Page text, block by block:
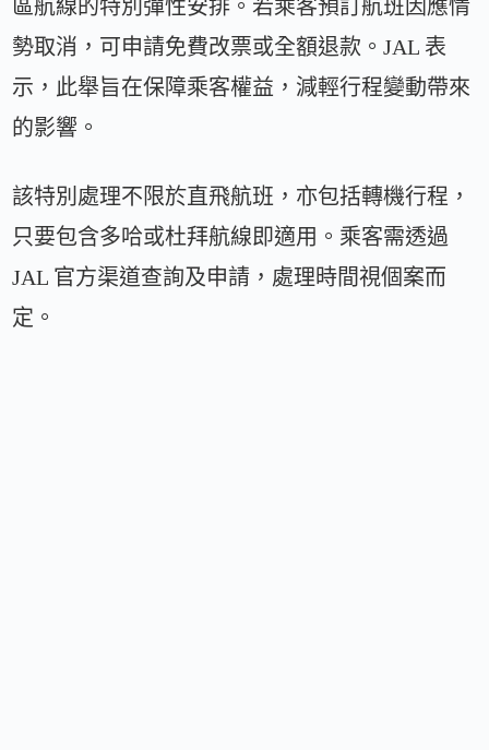
區航線的特別彈性安排。若乘客預訂航班因應情
勢取消，可申請免費改票或全額退款。JAL 表
示，此舉旨在保障乘客權益，減輕行程變動帶來
的影響。
該特別處理不限於直飛航班，亦包括轉機行程，
只要包含多哈或杜拜航線即適用。乘客需透過
JAL 官方渠道查詢及申請，處理時間視個案而
定。